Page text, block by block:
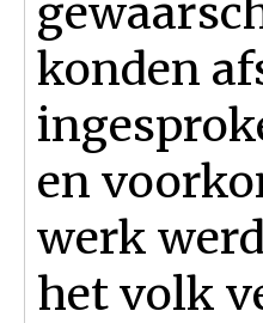
konden
en
werk
het volk